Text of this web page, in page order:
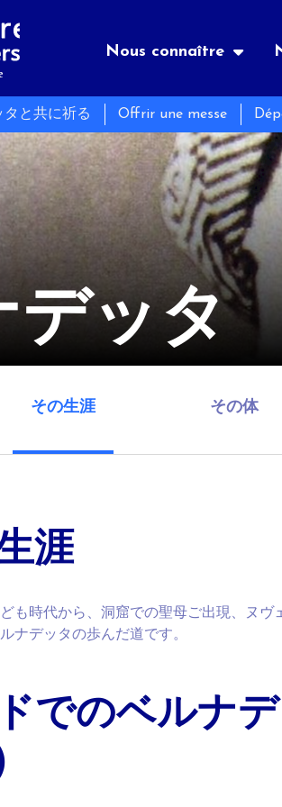
Nous connaître
インフォメーション
レストラン
Actualités
と共に祈る Offrir une messe
デッタ
その生涯 その体
涯
も時代から、洞窟での聖母ご出現、ヌ
ナデッタの歩んだ道です。
でのベルナ